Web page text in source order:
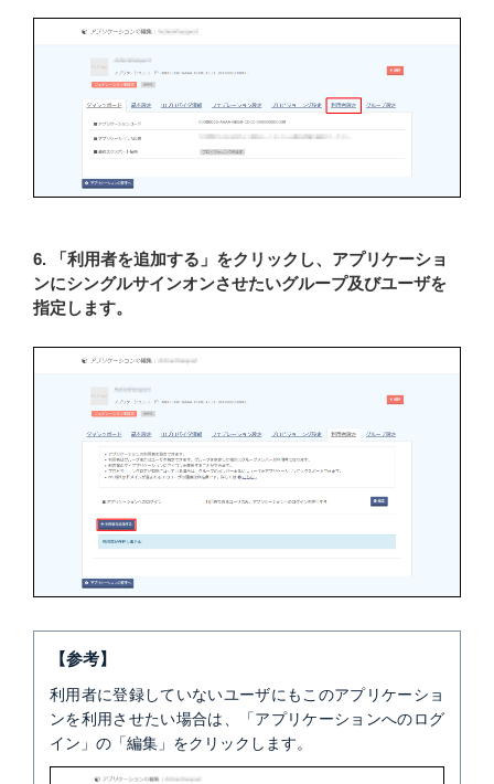
6. 「利用者を追加する」をクリックし、アプリケーショ
ンにシングルサインオンさせたいグループ及びユーザを
指定します。
【参考】
利用者に登録していないユーザにもこのアプリケーショ
ンを利用させたい場合は、「アプリケーションへのログ
イン」の「編集」をクリックします。